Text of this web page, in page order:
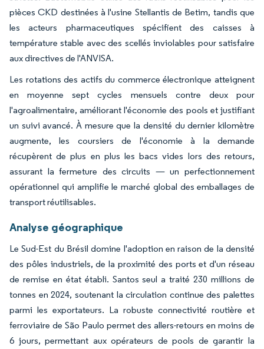
pièces CKD destinées à l'usine Stellantis de Betim, tandis que
les acteurs pharmaceutiques spécifient des caisses à
température stable avec des scellés inviolables pour satisfaire
aux directives de l'ANVISA.
Les rotations des actifs du commerce électronique atteignent
en moyenne sept cycles mensuels contre deux pour
l'agroalimentaire, améliorant l'économie des pools et justifiant
un suivi avancé. À mesure que la densité du dernier kilomètre
augmente, les coursiers de l'économie à la demande
récupèrent de plus en plus les bacs vides lors des retours,
assurant la fermeture des circuits — un perfectionnement
opérationnel qui amplifie le marché global des emballages de
transport réutilisables.
Analyse géographique
Le Sud-Est du Brésil domine l'adoption en raison de la densité
des pôles industriels, de la proximité des ports et d'un réseau
de remise en état établi. Santos seul a traité 230 millions de
tonnes en 2024, soutenant la circulation continue des palettes
parmi les exportateurs. La robuste connectivité routière et
ferroviaire de São Paulo permet des allers-retours en moins de
6 jours, permettant aux opérateurs de pools de garantir la